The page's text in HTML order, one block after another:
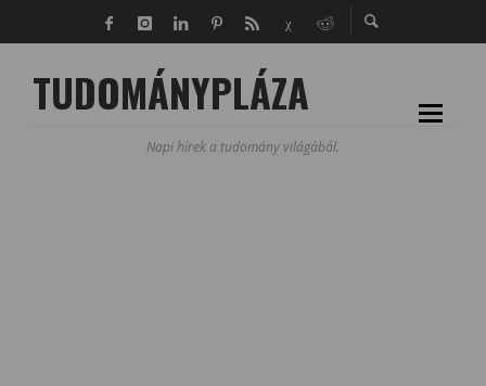
TUDOMÁNYPLÁZA
Napi hírek a tudomány világából.